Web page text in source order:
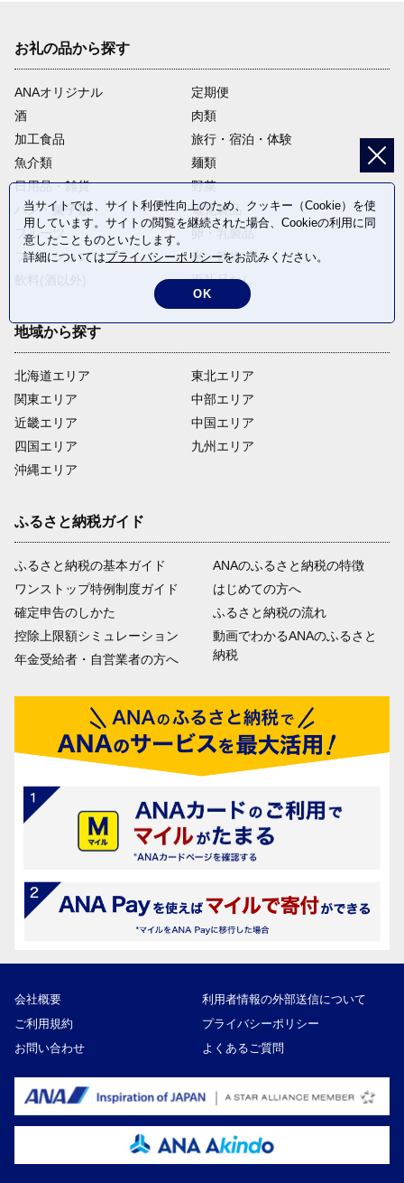
お礼の品から探す
ANAオリジナル
定期便
酒
肉類
加工食品
旅行・宿泊・体験
魚介類
麺類
日用品・雑貨
野菜
パン・菓子類
電化製品
フルーツ
卵・乳製品
ファッション
米・穀物
返礼品なし
地域から探す
北海道エリア
関東エリア
近畿エリア
四国エリア
沖縄エリア
東北エリア
中部エリア
中国エリア
九州エリア
ふるさと納税ガイド
ふるさと納税の基本ガイド
ワンストップ特例制度ガイド
確定申告のしかた
控除上限額シミュレーション
年金受給者・自営業者の方へ
ANAのふるさと納税の特徴
はじめての方へ
ふるさと納税の流れ
動画でわかるANAのふるさと
納税
会社概要
利用者情報の外部送信について
ご利用規約
プライバシーポリシー
お問い合わせ
よくあるご質問
当サイトでは、サイト利便性向上のため、クッキー（Cookie）を使
用しています。サイトの閲覧を継続された場合、Cookieの利用に同
意したことものといたします。
詳細についてはプライバシーポリシーをお読みください。
OK